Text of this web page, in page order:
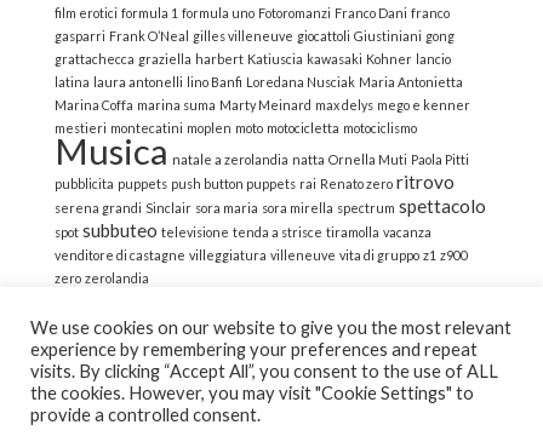
film erotici formula 1 formula uno Fotoromanzi Franco Dani franco
gasparri Frank O’Neal gilles villeneuve giocattoli Giustiniani gong
grattachecca graziella harbert Katiuscia kawasaki Kohner lancio
latina laura antonelli lino Banfi Loredana Nusciak Maria Antonietta
Marina Coffa marina suma Marty Meinard max delys mego e kenner
mestieri montecatini moplen moto motocicletta motociclismo
Musica natale a zerolandia natta Ornella Muti Paola Pitti
pubblicita puppets push button puppets rai Renato zero ritrovo
serena grandi Sinclair sora maria sora mirella spectrum spettacolo
spot subbuteo televisione tenda a strisce tiramolla vacanza
venditore di castagne villeggiatura villeneuve vita di gruppo z1 z900
zero zerolandia
© 2022 La Strana Nostalgia | All Rights Reserved | Powered
We use cookies on our website to give you the most relevant
experience by remembering your preferences and repeat
visits. By clicking “Accept All”, you consent to the use of ALL
the cookies. However, you may visit "Cookie Settings" to
provide a controlled consent.